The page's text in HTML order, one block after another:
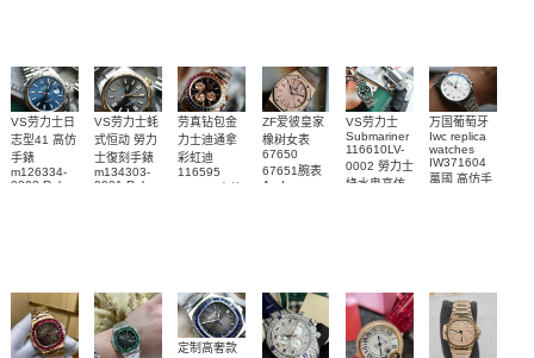
VS劳力士日
志型41 高仿
手錶
m126334-
0002 Rolex
VS劳力士蚝
式恒动 勞力
士復刻手錶
m134303-
0001 Rolex
劳真钻包金
力士迪通拿
彩虹迪
116595
ZF爱彼皇家
橡树女表
67650
67651腕表
Audemars
VS劳力士
Submariner
116610LV-
0002 勞力士
綠水鬼高仿
万国葡萄牙
Iwc replica
watches
IW371604
萬國 高仿手
定制高奢款